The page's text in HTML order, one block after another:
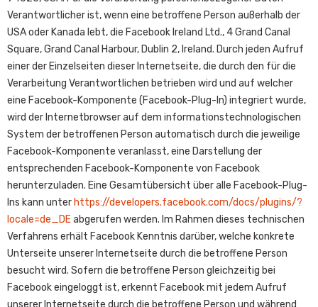
Verantwortlicher ist, wenn eine betroffene Person außerhalb der
USA oder Kanada lebt, die Facebook Ireland Ltd., 4 Grand Canal
Square, Grand Canal Harbour, Dublin 2, Ireland. Durch jeden Aufruf
einer der Einzelseiten dieser Internetseite, die durch den für die
Verarbeitung Verantwortlichen betrieben wird und auf welcher
eine Facebook-Komponente (Facebook-Plug-In) integriert wurde,
wird der Internetbrowser auf dem informationstechnologischen
System der betroffenen Person automatisch durch die jeweilige
Facebook-Komponente veranlasst, eine Darstellung der
entsprechenden Facebook-Komponente von Facebook
herunterzuladen. Eine Gesamtübersicht über alle Facebook-Plug-
Ins kann unter https://developers.facebook.com/docs/plugins/?
locale=de_DEabgerufen werden. Im Rahmen dieses technischen
Verfahrens erhält Facebook Kenntnis darüber, welche konkrete
Unterseite unserer Internetseite durch die betroffene Person
besucht wird. Sofern die betroffene Person gleichzeitig bei
Facebook eingeloggt ist, erkennt Facebook mit jedem Aufruf
unserer Internetseite durch die betroffene Person und während